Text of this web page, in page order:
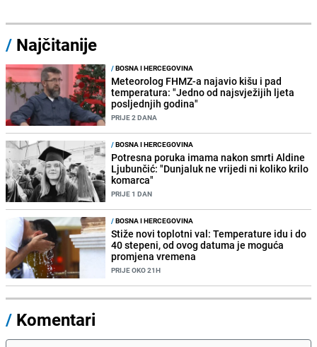
/ Najčitanije
/BOSNA I HERCEGOVINA
Meteorolog FHMZ-a najavio kišu i pad
temperatura: "Jedno od najsvježijih ljeta
posljednjih godina"
PRIJE 2 DANA
/BOSNA I HERCEGOVINA
Potresna poruka imama nakon smrti Aldine
Ljubunčić: "Dunjaluk ne vrijedi ni koliko krilo
komarca"
PRIJE 1 DAN
/BOSNA I HERCEGOVINA
Stiže novi toplotni val: Temperature idu i do
40 stepeni, od ovog datuma je moguća
promjena vremena
PRIJE OKO 21H
/ Komentari